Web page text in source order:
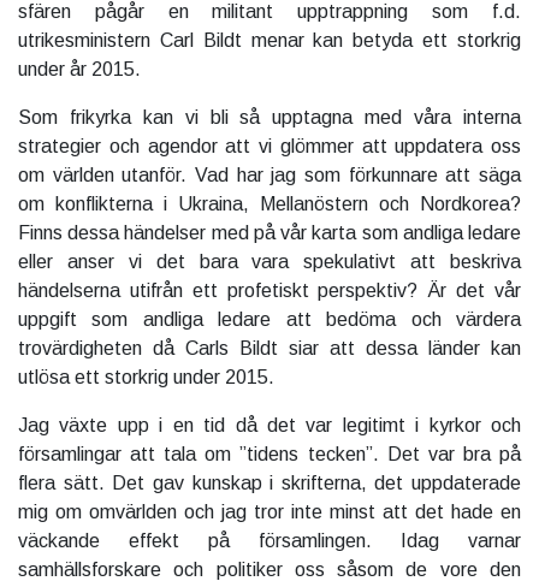
sfären pågår en militant upptrappning som f.d.
utrikesministern Carl Bildt menar kan betyda ett storkrig
under år 2015.
Som frikyrka kan vi bli så upptagna med våra interna
strategier och agendor att vi glömmer att uppdatera oss
om världen utanför. Vad har jag som förkunnare att säga
om konflikterna i Ukraina, Mellanöstern och Nordkorea?
Finns dessa händelser med på vår karta som andliga ledare
eller anser vi det bara vara spekulativt att beskriva
händelserna utifrån ett profetiskt perspektiv? Är det vår
uppgift som andliga ledare att bedöma och värdera
trovärdigheten då Carls Bildt siar att dessa länder kan
utlösa ett storkrig under 2015.
Jag växte upp i en tid då det var legitimt i kyrkor och
församlingar att tala om ”tidens tecken”. Det var bra på
flera sätt. Det gav kunskap i skrifterna, det uppdaterade
mig om omvärlden och jag tror inte minst att det hade en
väckande effekt på församlingen. Idag varnar
samhällsforskare och politiker oss såsom de vore den